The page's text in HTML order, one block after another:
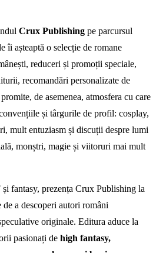
Crux Publishing pe parcursul
îi așteaptă o selecție de romane
reduceri și promoții speciale,
recomandări personalizate de
de asemenea, atmosfera cu care
și târgurile de profil: cosplay,
mult entuziasm și discuții despre lumi
monștri, magie și viitoruri mai mult
fantasy, prezența Crux Publishing la
a descoperi autori români
originale. Editura aduce la
pasionați de high fantasy,